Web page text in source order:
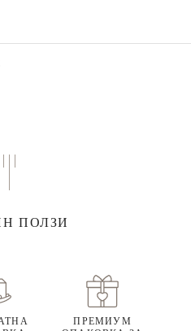
ПОЛЗИ
ПРЕМИУМ